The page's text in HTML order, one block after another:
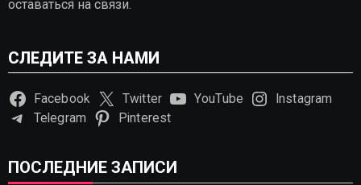
оставаться на связи.
СЛЕДИТЕ ЗА НАМИ
Facebook Twitter YouTube
Instagram
Telegram
Pinterest
ПОСЛЕДНИЕ ЗАПИСИ